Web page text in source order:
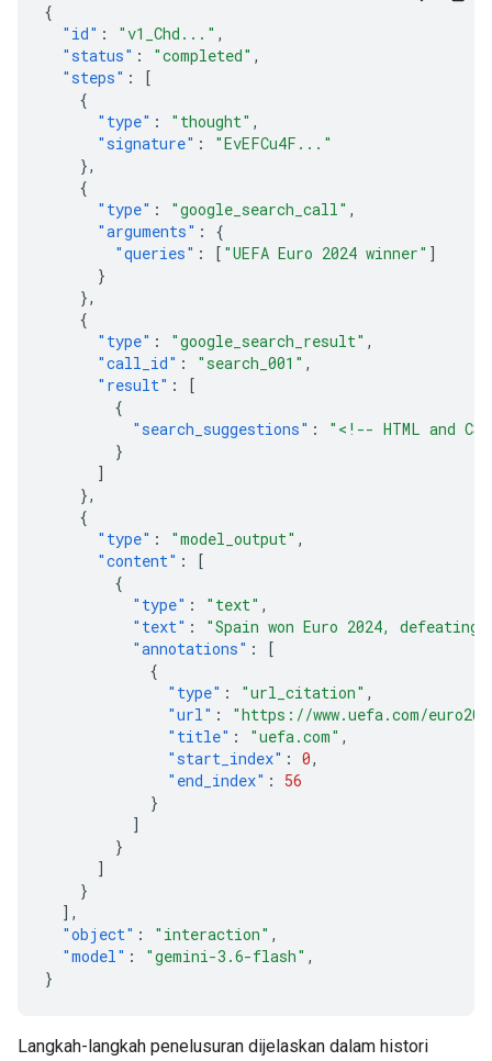
{
"id" : "v1_Chd..." ,
"status" : "completed" ,
"steps" :
[
{
"type" : "thought" ,
"signature" :
"EvEFCu4F..."
},
{
"type" : "google_search_call" ,
"arguments" :
{
"queries" : [ "UEFA Euro 2024 winner" ]
}
},
{
"type" : "google_search_result" ,
"call_id" : "search_001" ,
"result" :
[
{
"search_suggestions" :
"<!-- HTML and
}
]
},
{
"type" : "model_output" ,
"content" :
[
{
"type" : "text" ,
"text" :
"Spain won Euro 2024,
"annotations" :
[
{
"type" : "url_citation" ,
"url" :
"https://www.uefa.com/
"title" : "uefa.com" ,
"start_index" : 0,
"end_index" :
56
}
]
}
]
}
],
"object" : "interaction" ,
"model" : "gemini-3.6-flash" ,
}
Langkah-langkah penelusuran dijelaskan dalam histori